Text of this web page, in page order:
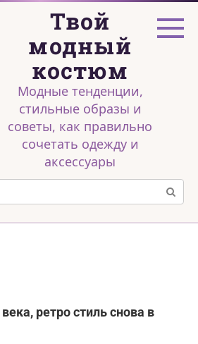
Твой
модный
костюм
Модные тенденции,
стильные образы и
советы, как правильно
сочетать одежду и
аксессуары
ретро стиль снова в